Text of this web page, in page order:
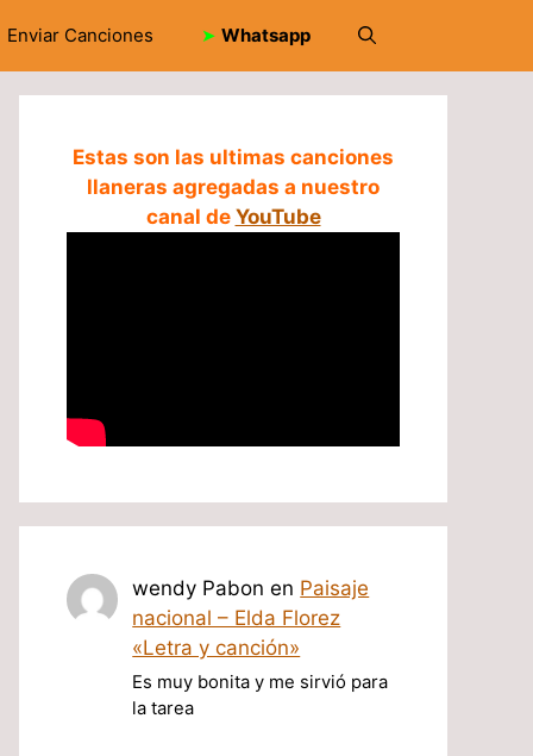
Enviar Canciones ➤ Whatsapp
Estas son las ultimas canciones
llaneras agregadas a nuestro
canal de YouTube
wendy Pabon en Paisaje
nacional – Elda Florez
«Letra y canción»
Es muy bonita y me sirvió para
la tarea